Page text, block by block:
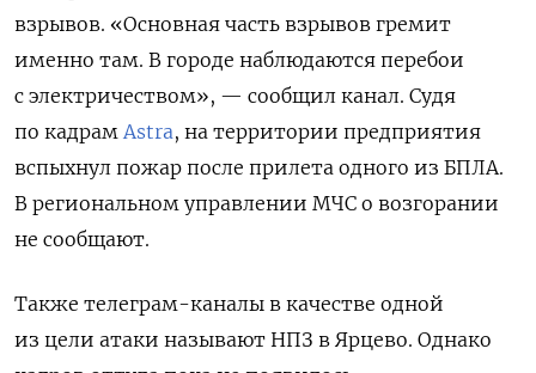
взрывов. «Основная часть взрывов гремит
именно там. В городе наблюдаются перебои
с электричеством», — сообщил канал. Судя
по кадрам Astra, на территории предприятия
вспыхнул пожар после прилета одного из БПЛА.
В региональном управлении МЧС о возгорании
не сообщают.
Также телеграм-каналы в качестве одной
из цели атаки называют НПЗ в Ярцево. Однако